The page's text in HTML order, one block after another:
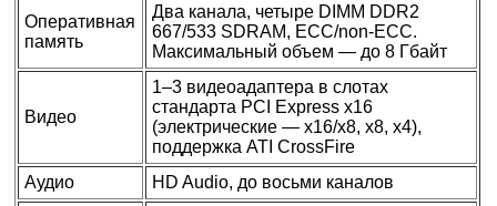
Оперативная
память
Два канала, четыре DIMM DDR2
667/533 SDRAM, ECC/non-ECC.
Максимальный объем — до 8 Гбайт
Видео
1–3 видеоадаптера в слотах
стандарта PCI Express x16
(электрические — x16/x8, x8, x4),
поддержка ATI CrossFire
Аудио
HD Audio, до восьми каналов